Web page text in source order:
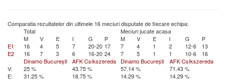
Comparatia rezultatelor din ultimele 16 meciuri disputate de fiecare echipa:
Total
Meciuri jucate acasa
M
V E I G P M V E I G
P
E1
16 4 5 7 20-20 17 7 4 1 2 12-6
13
E2
16 7 3 6 16-20 24 7 5 1 1 10-6
16
Dinamo București
AFK Csíkszereda Dinamo București
AFK Csíkszereda
V:
25 % 43.75 % 57.14 %
71.43 %
E:
31.25 % 18.75 % 14.29 %
14.29 %